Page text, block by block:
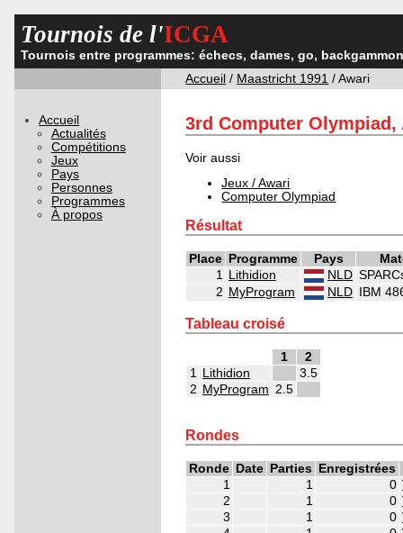
Tournois de l'ICGA
Tournois entre programmes: échecs, dames, go,
Accueil / Maastricht 1991 / Awari
Accueil
Actualités
Compétitions
Jeux
Pays
Personnes
Programmes
À propos
3rd Computer Olympiad,
Voir aussi
Jeux / Awari
Computer Olympiad
Résultat
Place Programme Pays
1 Lithidion NLD
2 MyProgram NLD IBM
Tableau croisé
1
2
1 Lithidion
3.5
2 MyProgram 2.5
Rondes
Ronde Date Parties Enregistrées
1
1 0
2
1 0
3
1 0